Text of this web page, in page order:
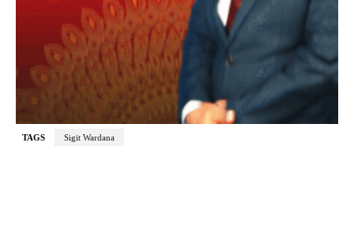
TAGS Sigit Wardana